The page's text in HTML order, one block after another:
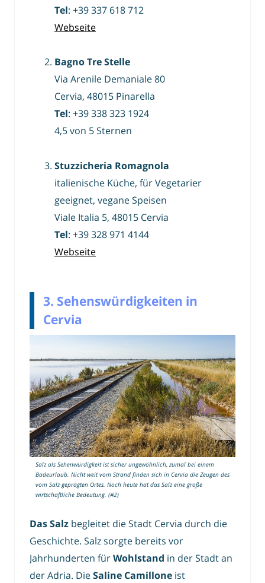
Tel: +39 337 618 712
Webseite
Bagno Tre Stelle
Via Arenile Demaniale 80
Cervia, 48015 Pinarella
Tel: +39 338 323 1924
4,5 von 5 Sternen
Stuzzicheria Romagnola
italienische Küche, für Vegetarier
geeignet, vegane Speisen
Viale Italia 5, 48015 Cervia
Tel: +39 328 971 4144
Webseite
3. Sehenswürdigkeiten in
Cervia
Salz als Sehenwürdigkeit ist sicher ungewöhnlich, zumal bei einem
Badeurlaub. Nicht weit vom Strand finden sich in Cervia die Zeugen des
vom Salz geprägten Ortes. Noch heute hat das Salz eine große
wirtschaftliche Bedeutung. (#2)
Das Salz begleitet die Stadt Cervia durch die
Geschichte. Salz sorgte bereits vor
Jahrhunderten fürWohlstand in der Stadt an
der Adria. DieSaline Camillone ist